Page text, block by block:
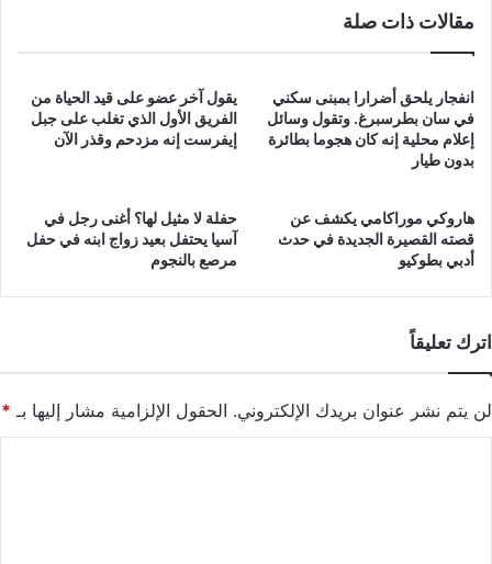
مقالات ذات صلة
انفجار يلحق أضرارا بمبنى سكني
في سان بطرسبرغ. وتقول وسائل
إعلام محلية إنه كان هجوما بطائرة
بدون طيار
يقول آخر عضو على قيد الحياة من
الفريق الأول الذي تغلب على جبل
إيفرست إنه مزدحم وقذر الآن
هاروكي موراكامي يكشف عن
قصته القصيرة الجديدة في حدث
أدبي بطوكيو
حفلة لا مثيل لها؟ أغنى رجل في
آسيا يحتفل بعيد زواج ابنه في حفل
مرصع بالنجوم
اترك تعليقاً
لن يتم نشر عنوان بريدك الإلكتروني. الحقول الإلزامية مشار إليها بـ *